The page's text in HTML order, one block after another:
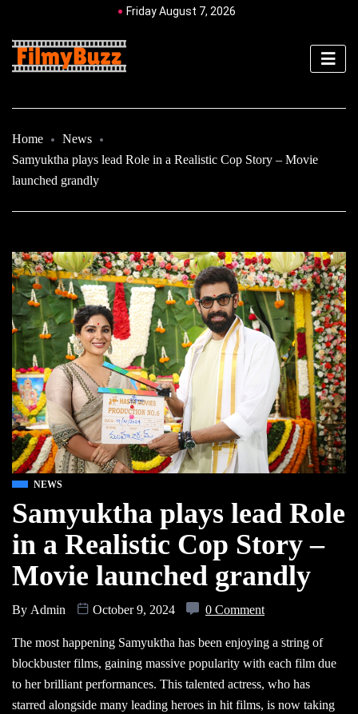
Friday August 7, 2026
Home
News
Samyuktha plays lead Role in a Realistic Cop Story – Movie
launched grandly
NEWS
Samyuktha plays lead Role
in a Realistic Cop Story –
Movie launched grandly
By Admin October 9, 2024 0 Comment
The most happening Samyuktha has been enjoying a string of
blockbuster films, gaining massive popularity with each film due
to her brilliant performances. This talented actress, who has
starred alongside many leading heroes in hit films, is now taking